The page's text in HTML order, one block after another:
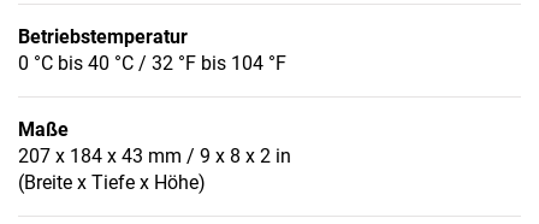
Betriebstemperatur
0 °C bis 40 °C / 32 °F bis 104 °F
Maße
207 x 184 x 43 mm / 9 x 8 x 2 in
(Breite x Tiefe x Höhe)